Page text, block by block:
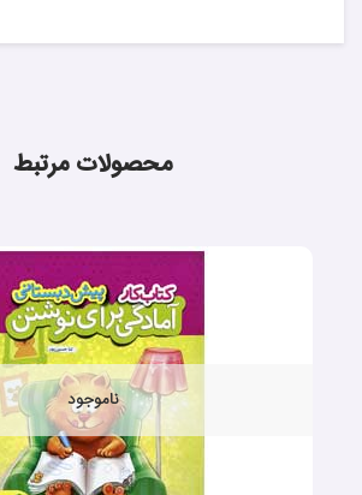
محصولات مرتبط
ناموجود